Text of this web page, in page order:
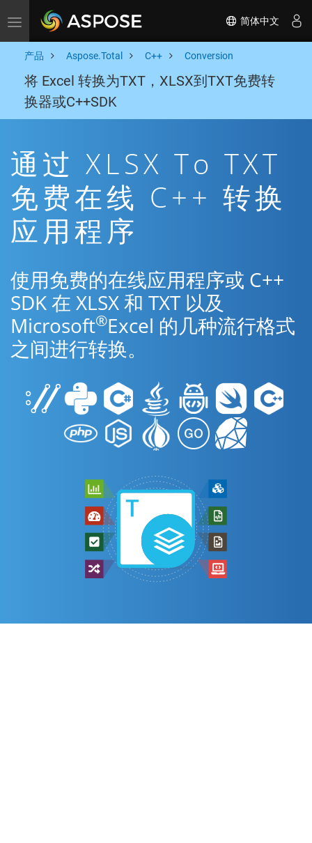
Toggle navigation 简体中文
产品 Aspose.Total C++ Conversion
将 Excel 转换为TXT，XLSX到TXT免费转
换器或C++SDK
通过 XLSX To TXT
免费在线 C++ 转换
应用程序
使用免费的在线应用程序或 C++
SDK 在 XLSX 和 TXT 以及
Microsoft®Excel 的几种流行格式
之间进行转换。